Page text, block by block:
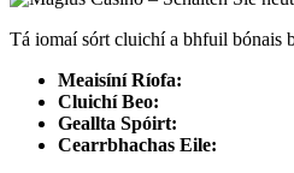
Tá iomaí sórt cluichí a bhfuil bónais
Meaisíní Ríofa:
Cluichí Beo:
Geallta Spóirt:
Cearrbhachas Eile: